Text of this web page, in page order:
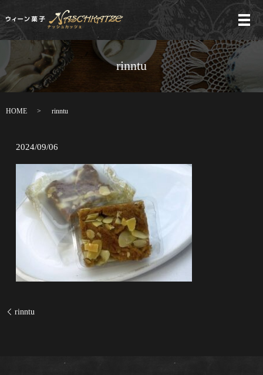
メ
rinntu
HOME rinntu
2024/09/06
rinntu